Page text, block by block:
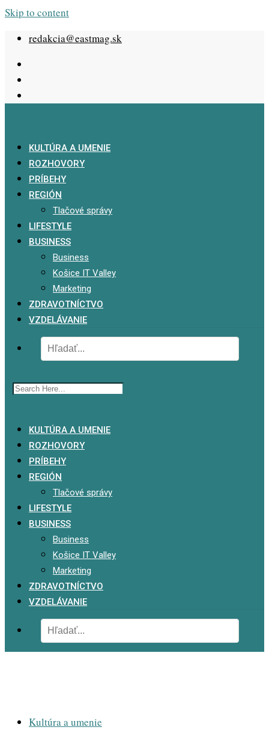
Skip to content
redakcia@eastmag.sk
KULTÚRA A UMENIE
ROZHOVORY
PRÍBEHY
REGIÓN
Tlačové správy
LIFESTYLE
BUSINESS
Business
Košice IT Valley
Marketing
ZDRAVOTNÍCTVO
VZDELÁVANIE
KULTÚRA A UMENIE
ROZHOVORY
PRÍBEHY
REGIÓN
Tlačové správy
LIFESTYLE
BUSINESS
Business
Košice IT Valley
Marketing
ZDRAVOTNÍCTVO
VZDELÁVANIE
Kultúra a umenie